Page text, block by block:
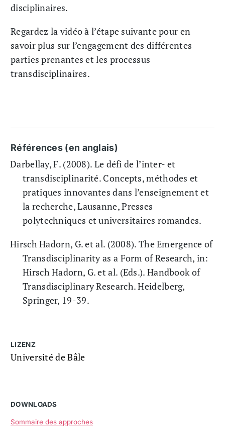
disciplinaires.
Regardez la vidéo à l’étape suivante pour en
savoir plus sur l’engagement des différentes
parties prenantes et les processus
transdisciplinaires.
Références (en anglais)
Darbellay, F. (2008). Le défi de l’inter- et
transdisciplinarité. Concepts, méthodes et
pratiques innovantes dans l’enseignement et
la recherche, Lausanne, Presses
polytechniques et universitaires romandes.
Hirsch Hadorn, G. et al. (2008). The Emergence of
Transdisciplinarity as a Form of Research, in:
Hirsch Hadorn, G. et al. (Eds.). Handbook of
Transdisciplinary Research. Heidelberg,
Springer, 19-39.
LIZENZ
Université de Bâle
DOWNLOADS
Sommaire des approches